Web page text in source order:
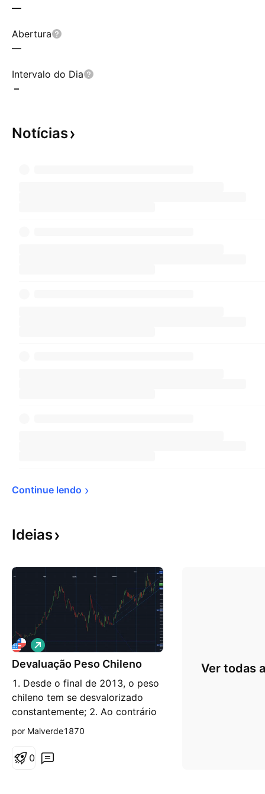
—
Abertura
—
Intervalo do Dia
–
Notícias
Continue lendo
Ideias
Devaluação Peso Chileno
1. Desde o final de 2013, o peso
chileno tem se desvalorizado
constantemente; 2. Ao contrário
dos primeiros governos Bachelet
certa estabilidade em torno de
V
i
é
d
a
l
a
por Malverde1870
0
Ver todas